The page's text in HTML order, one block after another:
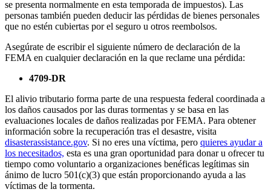
se presenta normalmente en esta temporada de impuestos). Las
personas también pueden deducir las pérdidas de bienes personales
que no estén cubiertas por el seguro u otros reembolsos.
Asegúrate de escribir el siguiente número de declaración de la
FEMA en cualquier declaración en la que reclame una pérdida:
4709-DR
El alivio tributario forma parte de una respuesta federal coordinada a
los daños causados por las duras tormentas y se basa en las
evaluaciones locales de daños realizadas por FEMA. Para obtener
información sobre la recuperación tras el desastre, visita
disasterassistance.gov. Si no eres una víctima, pero quieres ayudar a
los necesitados, esta es una gran oportunidad para donar u ofrecer tu
tiempo como voluntario a organizaciones benéficas legítimas sin
ánimo de lucro 501(c)(3) que están proporcionando ayuda a las
víctimas de la tormenta.